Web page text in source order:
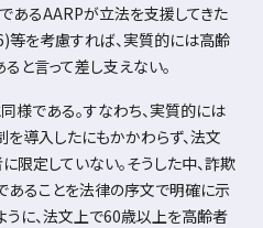
あるAARPが立法を支援してきた
等を考慮すれば、実質的には高齢
と言って差し支えない。
様である。すなわち、実質的には
導入したにもかかわらず、法文
限定していない。そうした中、詐欺
ることを法律の序文で明確に示
うに、法文上で60歳以上を高齢者